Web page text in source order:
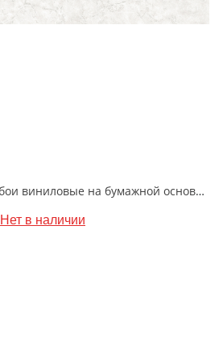
88282-1 Veluce 2018 Обои виниловые на бумажной основе 1.06*15.6
Нет в наличии